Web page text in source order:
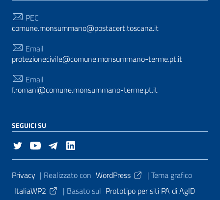
PEC
comune.monsummano@postacert.toscana.it
Email
protezionecivile@comune.monsummano-terme.pt.it
Email
f.romani@comune.monsummano-terme.pt.it
SEGUICI SU
Sezione Link Utili
Privacy | Realizzato con WordPress | Tema grafico
ItaliaWP2
| Basato sul Prototipo per siti PA di AgID